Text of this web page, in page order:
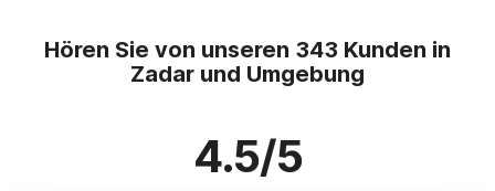
Hören Sie von unseren 343 Kunden in
Zadar und Umgebung
4.5/5